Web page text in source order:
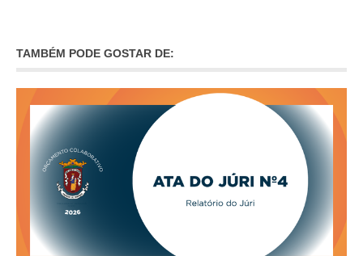
APOIO AOS DESEMPREGADOS
OFERTAS DE EMPREGO
CONTACTO E HORÁRIO GIP
CONTACTOS
TAMBÉM PODE GOSTAR DE: